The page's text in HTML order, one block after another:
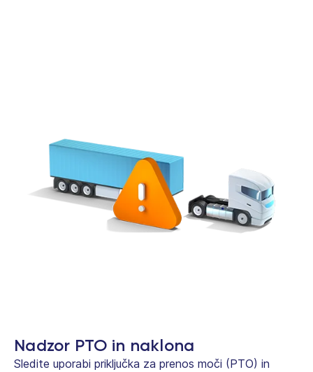
Nadzor PTO in naklona
Sledite uporabi priključka za prenos moči (PTO) in